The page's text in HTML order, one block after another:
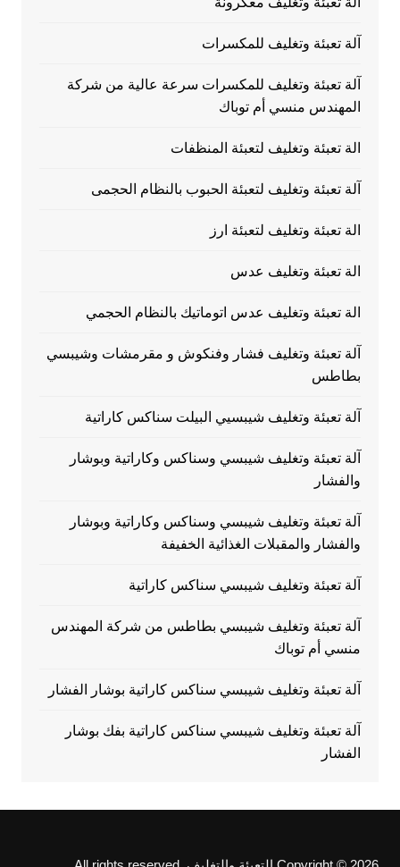
آلة تعبئة وتغليف للمكسرات
آلة تعبئة وتغليف للمكسرات سرعة عالية من شركة
المهندس منسي أم توباك
الة تعبئة وتغليف لتعبئة المنظفات
آلة تعبئة وتغليف لتعبئة الحبوب بالنظام الحجمى
الة تعبئة وتغليف لتعبئة ارز
الة تعبئة وتغليف عدس
الة تعبئة وتغليف عدس اتوماتيك بالنظام الحجمي
آلة تعبئة وتغليف فشار وفنكوش و مقرمشات وشيبسي
بطاطس
آلة تعبئة وتغليف شيبسيي البيلت سناكس كاراتية
آلة تعبئة وتغليف شيبسي وسناكس وكاراتية وبوشار
والفشار
آلة تعبئة وتغليف شيبسي وسناكس وكاراتية وبوشار
والفشار والمقبلات الغذائية الخفيفة
آلة تعبئة وتغليف شيبسي سناكس كاراتية
آلة تعبئة وتغليف شيبسي بطاطس من شركة المهندس
منسي أم توباك
آلة تعبئة وتغليف شيبسي سناكس كاراتية بوشار الفشار
آلة تعبئة وتغليف شيبسي سناكس كاراتية بفك بوشار
الفشار